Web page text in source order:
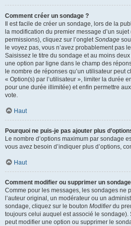
Comment créer un sondage ?
Il est facile de créer un sondage, lors de la
la modification du premier message d’un
permissions), cliquez sur l’ongletSondage
le voyez pas, vous n’avez probablement pas
Saisissez le titre du sondage et au moins
une option par ligne dans le champ des
le nombre de réponses qu’un utilisateur peut
« Option(s) par l’utilisateur », limiter la durée
pour une durée illimitée) et enfin permettre
vote.
Haut
Pourquoi ne puis-je pas ajouter plus
Le nombre d’options maximum par sondage
vous avez besoin d’indiquer plus d’options,
Haut
Comment modifier ou supprimer un
Comme pour les messages, les sondages ne
l’auteur original, un modérateur ou un
sondage, cliquez sur le bouton Modifierdu
toujours celui auquel est associé le sondage).
peut modifier une option ou supprimer le